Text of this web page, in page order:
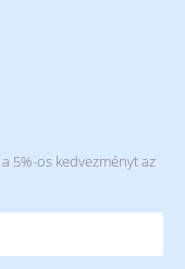
5%-os kedvezményt az